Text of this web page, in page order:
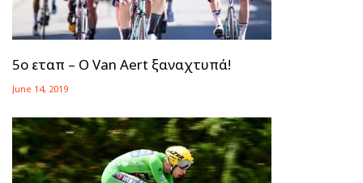
5ο εταπ – Ο Van Aert ξαναχτυπά!
June 14, 2019